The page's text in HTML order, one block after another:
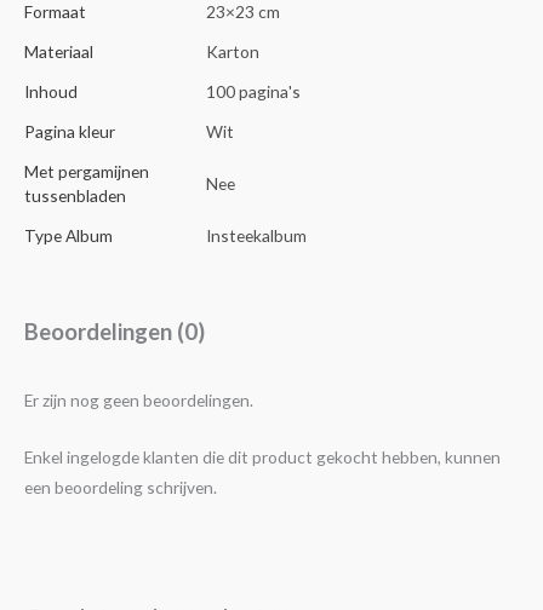
Formaat
23×23 cm
Materiaal
Karton
Inhoud
100 pagina's
Pagina kleur
Wit
Met pergamijnen
tussenbladen
Nee
Type Album Insteekalbum
Beoordelingen (0)
Er zijn nog geen beoordelingen.
Enkel ingelogde klanten die dit product gekocht hebben, kunnen
een beoordeling schrijven.